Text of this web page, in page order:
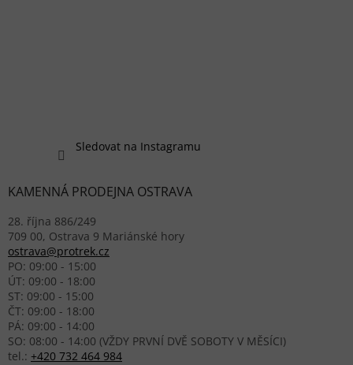
Sledovat na Instagramu
KAMENNÁ PRODEJNA OSTRAVA
28. října 886/249
709 00, Ostrava 9 Mariánské hory
ostrava@protrek.cz
PO: 09:00 - 15:00
ÚT: 09:00 - 18:00
ST: 09:00 - 15:00
ČT: 09:00 - 18:00
PÁ: 09:00 - 14:00
SO: 08:00 - 14:00 (VŽDY PRVNÍ DVĚ SOBOTY V MĚSÍCI)
tel.: +420 732 464 984